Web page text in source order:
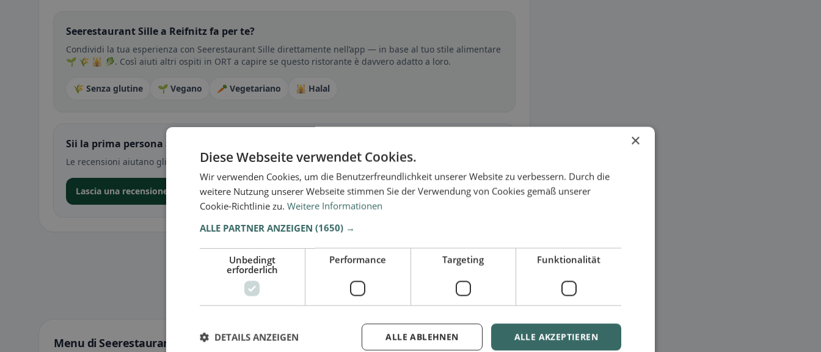
Seerestaurant Sille a Reifnitz fa per te?
Condividi la tua esperienza con Seerestaurant Sille direttamente nell’app — in base al tuo stile alimentare
🌱 🌾 🕌 🥬. Così aiuti altri ospiti in ORT a capire se questo ristorante è davvero adatto a loro.
🌾 Senza glutine 🌱 Vegano 🥕 Vegetariano 🕌 Halal
Sii la prima persona a condividere la tua esperienza
Le recensioni aiutano gli altri a decidere — soprattutto per senza glutine, vegano, vegetariano o halal.
Lascia una recensione nell’app
Menu di Seerestaurant Sille a Reifnitz
×
Diese Webseite verwendet Cookies.
Wir verwenden Cookies, um die Benutzerfreundlichkeit unserer Website zu verbessern. Durch die
weitere Nutzung unserer Webseite stimmen Sie der Verwendung von Cookies gemäß unserer
Cookie-Richtlinie zu. Weitere Informationen
ALLE PARTNER ANZEIGEN (1650) →
Unbedingt
erforderlich
Performance Targeting Funktionalität
ALLE AKZEPTIEREN
ALLE ABLEHNEN
DETAILS ANZEIGEN